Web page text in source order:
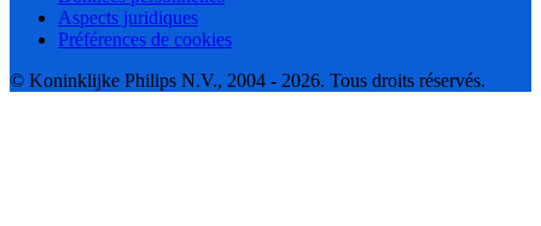
Aspects juridiques
Préférences de cookies
© Koninklijke Philips N.V., 2004 - 2026. Tous droits réservés.